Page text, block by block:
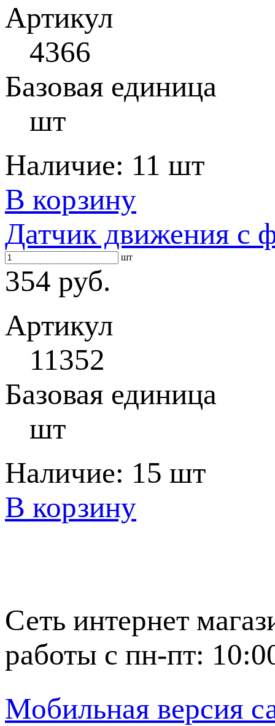
Артикул
4366
Базовая единица
шт
Наличие: 11 шт
В корзину
Датчик движения с
шт
354 руб.
Артикул
11352
Базовая единица
шт
Наличие: 15 шт
В корзину
Сеть интернет
работы с пн-пт:
Мобильная версия